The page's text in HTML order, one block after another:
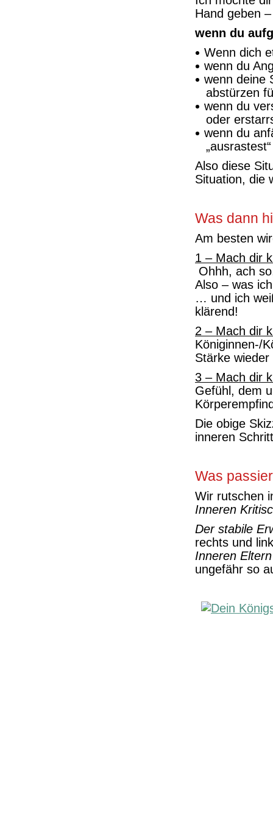
Hand geben –
wenn du
Wenn dich
wenn du
wenn deine
abstürzen
wenn du
oder
wenn du
„ausrastest“
Also diese
Situation, die
Was dann
Am besten
1 – Mach dir
Ohhh, ach
Also – was
… und ich
klärend!
2 – Mach dir
Königinnen-/
Stärke
3 – Mach dir
Gefühl, dem
Die obige
inneren
Was
Wir rutschen
Inneren
Der stabile
rechts und
Inneren Eltern
ungefähr so